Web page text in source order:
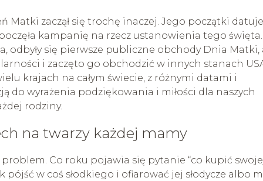
zaczął się trochę inaczej. Jego początki
kampanię na rzecz ustanowienia tego
odbyły się pierwsze publiczne obchody Dnia Matki,
i zaczęto go obchodzić w innych stanach
krajach na całym świecie, z różnymi datami i
do wyrażenia podziękowania i miłości dla naszych
rodziny.
na twarzy każdej mamy
Co roku pojawia się pytanie “co kupić
w coś słodkiego i ofiarować jej słodycze albo